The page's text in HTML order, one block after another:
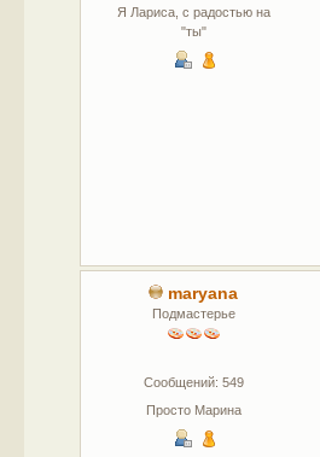
Я Лариса, с радостью на
"ты"
maryana
Подмастерье
Сообщений: 549
Просто Марина